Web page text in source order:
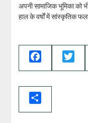
अपनी सामाजिक भूमिका
हाल के वर्षों में सांस्‍कृतिक
Facebook